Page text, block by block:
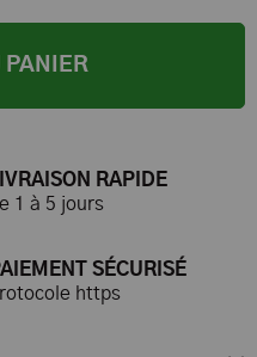
PANIER
RAPIDE
1 à 5 jours
SÉCURISÉ
https